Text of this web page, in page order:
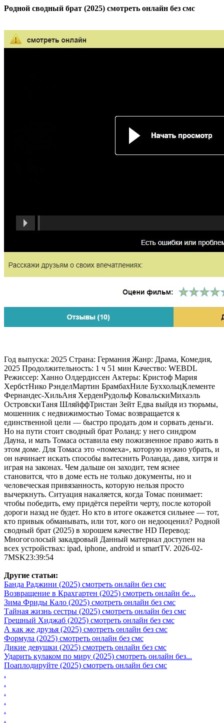
Родной сводный брат (2025) смотреть онлайн без смс
Год выпуска: 2025 Страна: Германия Жанр: Драма, Комедия,
2025 Продолжительность: 1 ч 51 мин Качество: WEBDL
Режиссер: Ханно Олдердиссен Актеры: Кристоф Мария
ХербстНико РэнделМартин БрамбахНиле БуххольцКлементе
Фернандес-ХильАня ХерденРудольф КовальскиМихаэль
ОстровскиТаня ШляйффТристан Зейт Едва выйдя из тюрьмы,
мошенник с недвижимостью Томас возвращается к
единственной цели — быстро продать дом и сорвать деньги.
Но на пути стоит сводный брат Роланд: у него синдром
Дауна, и мать Томаса оставила ему пожизненное право жить в
этом доме. Для Томаса это «помеха», которую нужно убрать, и
он начинает искать способы вытеснить Роланда, давя, хитря и
играя на законах. Чем дальше он заходит, тем яснее
становится, что в доме есть не только документы, но и
человеческая привязанность, которую нельзя просто
вычеркнуть. Ситуация накаляется, когда Томас понимает:
чтобы победить, ему придётся перейти черту, после которой
дороги назад не будет. Но кто в итоге окажется сильнее — тот,
кто привык обманывать, или тот, кого он недооценил? Родной
сводный брат (2025) в хорошем качестве HD Перевод:
Многоголосый закадровый Данный материал доступен на
всех устройствах: ipad, iphone, android и smartTV. 2026-02-
7MSK23:39:54
Другие статьи:
Банда Раджини (2025) смотреть онлайн без смс
Возвращение в Крахгартен (2025) смотреть онлайн бе...
Зима Фриды Кало (2025) смотреть онлайн без смс
Тайная жизнь сестры (2025) смотреть онлайн без смс
Грешный Хиджаб (2025) смотреть онлайн без смс
А как же друзья (2025) смотреть онлайн без смс
Формула (2025) смотреть онлайн без смс
Дикие девушки (2025) смотреть онлайн без смс
Ударить кулаком по миру (2025) смотреть онлайн без...
Поаплодируйте (2025) смотреть онлайн без смс
.
.
.
.
.
.